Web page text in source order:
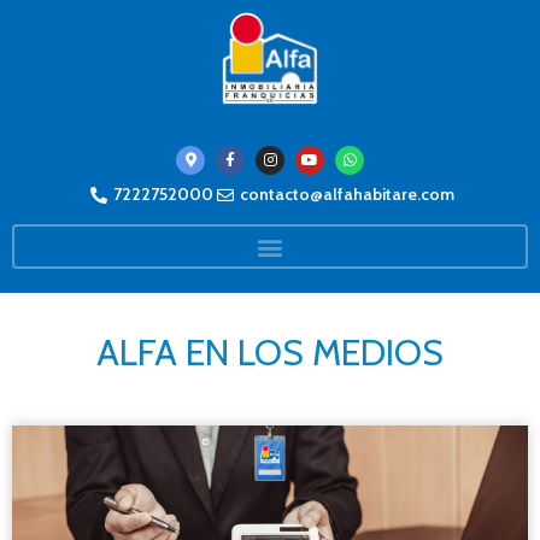
7222752000 contacto@alfahabitare.com
ALFA EN LOS MEDIOS